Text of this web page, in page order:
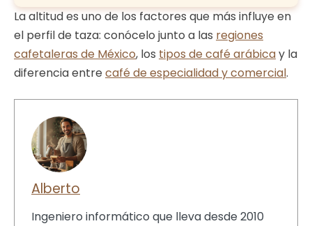
Dulzura
Mayor densidad
Tueste más largo
Métodos comoV60,Chemexo
resaltan mejor la acidez y
notas florales del café de altura.
V60
La altitud es uno de los factores que más influye en
el perfil de taza: conócelo junto a las regiones
cafetaleras de México, los tipos de café arábicay la
diferencia entre café de especialidad y comercial.
Alberto
Ingeniero informático que lleva desde 2010